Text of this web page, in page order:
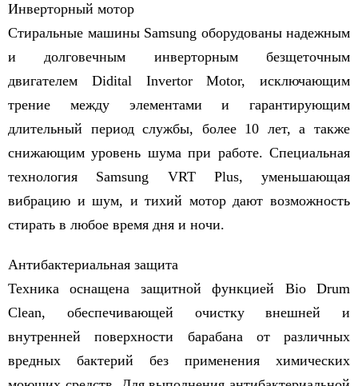
Инверторный мотор
Стиральные машины Samsung оборудованы надежным
и долговечным инверторным безщеточным
двигателем Didital Invertor Motor, исключающим
трение между элементами и гарантирующим
длительный период службы, более 10 лет, а также
снижающим уровень шума при работе. Специальная
технология Samsung VRT Plus, уменьшающая
вибрацию и шум, и тихий мотор дают возможность
стирать в любое время дня и ночи.
Антибактериальная защита
Техника оснащена защитной функцией Bio Drum
Clean, обеспечивающей очистку внешней и
внутренней поверхности барабана от различных
вредных бактерий без применения химических